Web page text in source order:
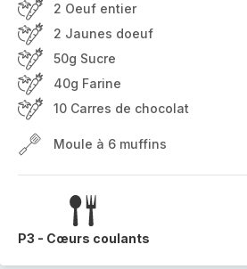
2 Oeuf entier
2 Jaunes doeuf
50g Sucre
40g Farine
10 Carres de chocolat
Moule à 6 muffins
P3 - Cœurs coulants